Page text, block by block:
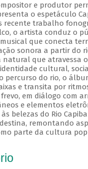
e produtor
o espetáculo
recente trabalho
o artista conduz o
que conecta
sonora a partir do
natural que atravessa
cultural,
percurso do rio, o
e transita por
em diálogo com
e elementos
belezas do Rio
remontando
parte da cultura